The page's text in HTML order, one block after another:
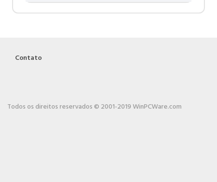
Contato
Todos os direitos reservados © 2001-2019 WinPCWare.com